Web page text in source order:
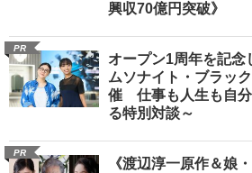
興収70億円突破》
PR
オープン1周年を記念
ムソナイト・ブラッ
催 仕事も人生も自
る特別対談～
PR
《渡辺淳一原作＆娘